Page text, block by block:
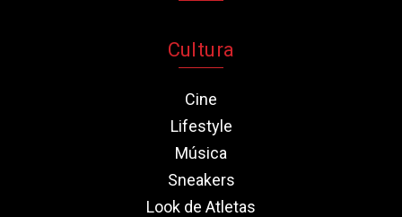
Cultura
Cine
Lifestyle
Música
Sneakers
Look de Atletas